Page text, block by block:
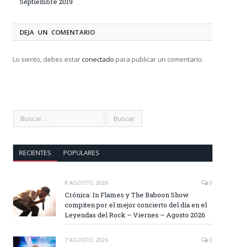
DEJA UN COMENTARIO
Lo siento, debes estarconectado para publicar un comentario.
RECIENTES POPULARES
8 AGOSTO, 2026 0
Crónica: In Flames y The Baboon Show
compiten por el mejor concierto del día en el
Leyendas del Rock – Viernes – Agosto 2026
7 AGOSTO, 2026 0